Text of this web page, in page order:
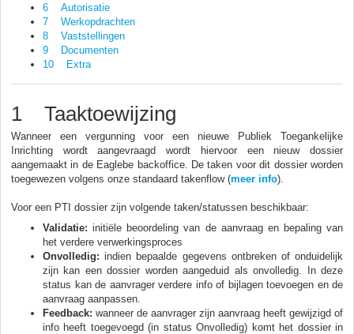
6 Autorisatie
7 Werkopdrachten
8 Vaststellingen
9 Documenten
10 Extra
1 Taaktoewijzing
Wanneer een vergunning voor een nieuwe Publiek Toegankelijke
Inrichting wordt aangevraagd wordt hiervoor een nieuw dossier
aangemaakt in de Eaglebe backoffice. De taken voor dit dossier worden
toegewezen volgens onze standaard takenflow (meer info).
Voor een PTI dossier zijn volgende taken/statussen beschikbaar:
Validatie: initiële beoordeling van de aanvraag en bepaling van
het verdere verwerkingsproces
Onvolledig:indien bepaalde gegevens ontbreken of onduidelijk
zijn kan een dossier worden aangeduid als onvolledig. In deze
status kan de aanvrager verdere info of bijlagen toevoegen en de
aanvraag aanpassen.
Feedback: wanneer de aanvrager zijn aanvraag heeft gewijzigd of
info heeft toegevoegd (in status Onvolledig) komt het dossier in